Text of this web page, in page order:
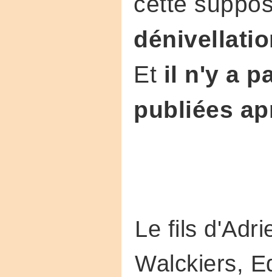
Et il n'y a
publiées
Le fils
Walckiers,